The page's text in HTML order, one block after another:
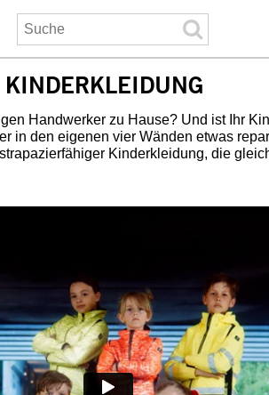
KINDERKLEIDUNG
Handwerker zu Hause? Und ist Ihr
in den eigenen vier Wänden etwas
Kinderkleidung, die